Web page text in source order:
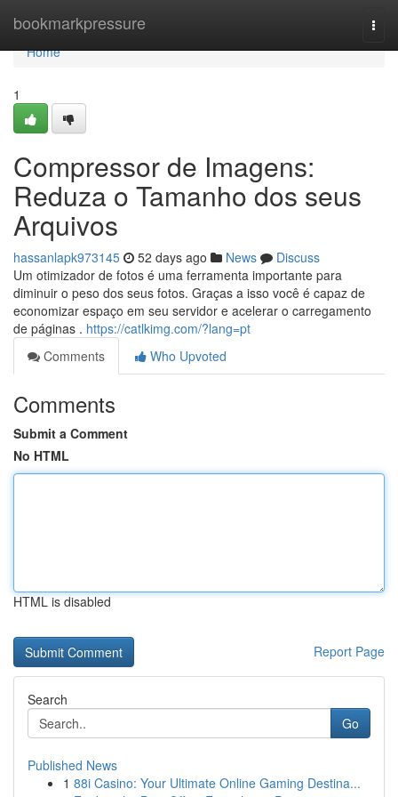
bookmarkpressure
Home
Home
1
Compressor de Imagens:
Reduza o Tamanho dos seus
Arquivos
hassanlapk973145 52 days ago News
Discuss
Um otimizador de fotos é uma ferramenta importante para
diminuir o peso dos seus fotos. Graças a isso você é capaz de
economizar espaço em seu servidor e acelerar o carregamento
de páginas . https://catlkimg.com/?lang=pt
Comments
Who Upvoted
Comments
Submit a Comment
No HTML
HTML is disabled
Report Page
Search
Go
Published News
1 88i Casino: Your Ultimate Online Gaming Destina...